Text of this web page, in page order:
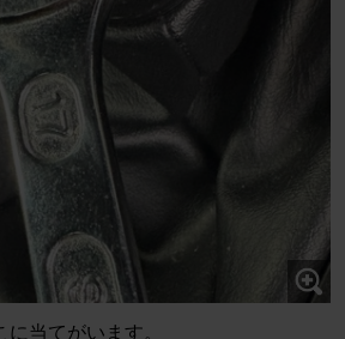
当てがいます。